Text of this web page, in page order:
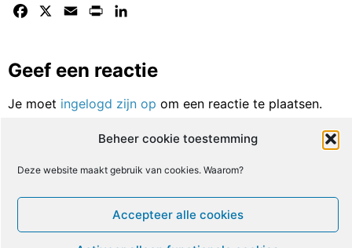
Beheer cookie toestemming
Deze website maakt gebruik van cookies. Waarom?
Accepteer alle cookies
Facebook Email Print
Geef een reactie
Je moet ingelogd zijn op om een reactie te plaatsen.
Wachtwoord